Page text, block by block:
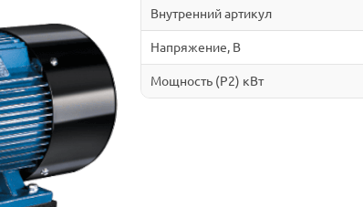
Внутренний артикул
Напряжение, В
Мощность (P2) кВт